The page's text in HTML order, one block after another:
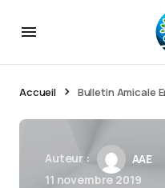
Accueil Bulletin Amicale
Auteur :
AAE
11 novembre 2019